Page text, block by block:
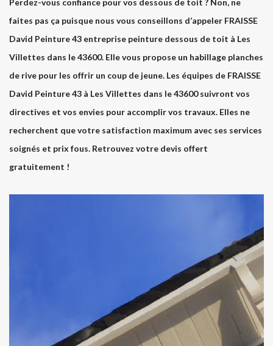
Perdez-vous confiance pour vos dessous de toit ? Non, ne
faites pas ça puisque nous vous conseillons d’appeler FRAISSE
David Peinture 43 entreprise peinture dessous de toit à Les
Villettes dans le 43600. Elle vous propose un habillage planches
de rive pour les offrir un coup de jeune. Les équipes de FRAISSE
David Peinture 43 à Les Villettes dans le 43600 suivront vos
directives et vos envies pour accomplir vos travaux. Elles ne
recherchent que votre satisfaction maximum avec ses services
soignés et prix fous. Retrouvez votre devis offert
gratuitement !